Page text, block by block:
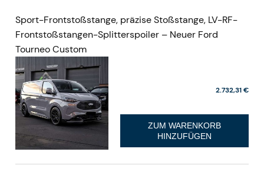
Sport-Frontstoßstange, präzise Stoßstange, LV-RF-
Frontstoßstangen-Splitterspoiler – Neuer Ford
Tourneo Custom
2.732,31 €
ZUM WARENKORB
HINZUFÜGEN